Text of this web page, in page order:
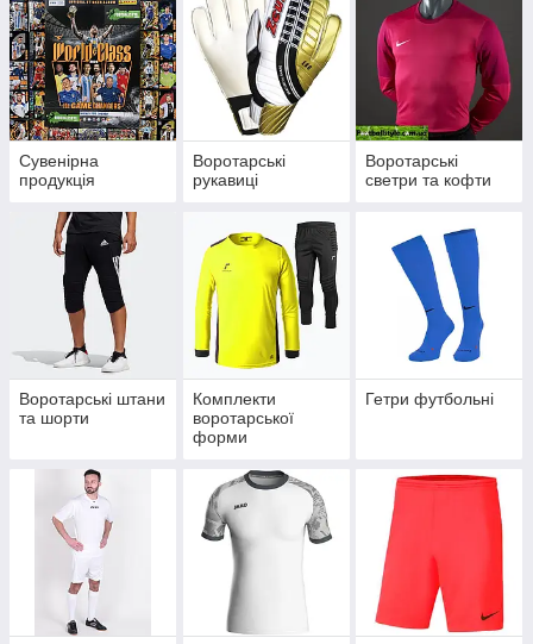
Сувенірна
продукція
Воротарські
рукавиці
Воротарські
светри та кофти
Воротарські штани
та шорти
Комплекти
воротарської
форми
Гетри футбольні